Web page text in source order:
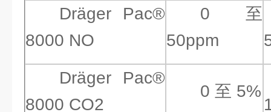
Dräger Pac®
8000 NO
0 至
50ppm
Dräger Pac®
8000 CO2
0 至 5%